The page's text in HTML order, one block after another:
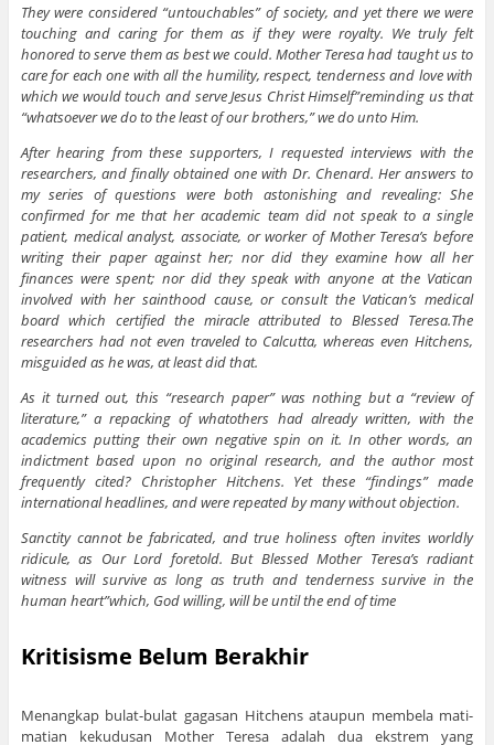
They were considered “untouchables” of society, and yet there we were
touching and caring for them as if they were royalty. We truly felt
honored to serve them as best we could. Mother Teresa had taught us to
care for each one with all the humility, respect, tenderness and love with
which we would touch and serve Jesus Christ Himself”reminding us that
“whatsoever we do to the least of our brothers,” we do unto Him.
After hearing from these supporters, I requested interviews with the
researchers, and finally obtained one with Dr. Chenard. Her answers to
my series of questions were both astonishing and revealing: She
confirmed for me that her academic team did not speak to a single
patient, medical analyst, associate, or worker of Mother Teresa’s before
writing their paper against her; nor did they examine how all her
finances were spent; nor did they speak with anyone at the Vatican
involved with her sainthood cause, or consult the Vatican’s medical
board which certified the miracle attributed to Blessed Teresa.The
researchers had not even traveled to Calcutta, whereas even Hitchens,
misguided as he was, at least did that.
As it turned out, this “research paper” was nothing but a “review of
literature,” a repacking of whatothers had already written, with the
academics putting their own negative spin on it. In other words, an
indictment based upon no original research, and the author most
frequently cited? Christopher Hitchens. Yet these “findings” made
international headlines, and were repeated by many without objection.
Sanctity cannot be fabricated, and true holiness often invites worldly
ridicule, as Our Lord foretold. But Blessed Mother Teresa’s radiant
witness will survive as long as truth and tenderness survive in the
human heart”which, God willing, will be until the end of time
Kritisisme Belum Berakhir
Menangkap bulat-bulat gagasan Hitchens ataupun membela mati-
matian kekudusan Mother Teresa adalah dua ekstrem yang